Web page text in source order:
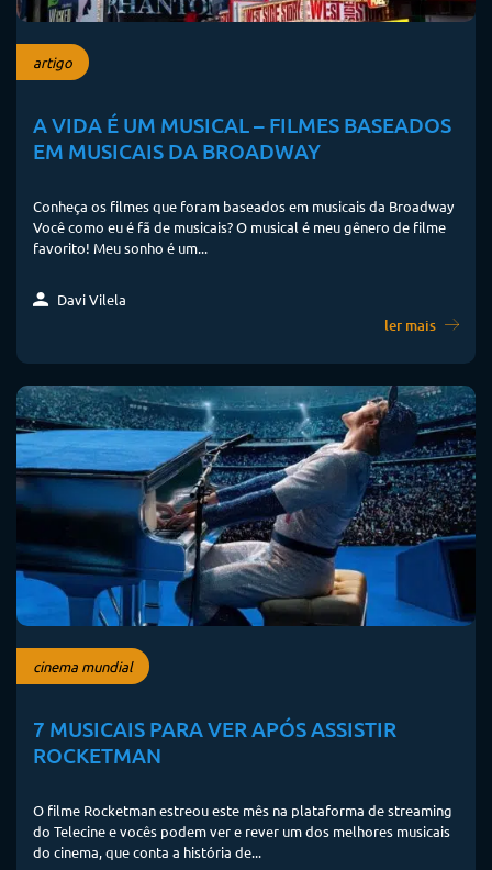
artigo
A VIDA É UM MUSICAL – FILMES BASEADOS
EM MUSICAIS DA BROADWAY
Conheça os filmes que foram baseados em musicais da Broadway
Você como eu é fã de musicais? O musical é meu gênero de filme
favorito! Meu sonho é um...
Davi Vilela
ler mais
cinema mundial
7 MUSICAIS PARA VER APÓS ASSISTIR
ROCKETMAN
O filme Rocketman estreou este mês na plataforma de streaming
do Telecine e vocês podem ver e rever um dos melhores musicais
do cinema, que conta a história de...